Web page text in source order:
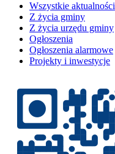
Wszystkie aktualności
Z życia gminy
Z życia urzędu gminy
Ogłoszenia
Ogłoszenia alarmowe
Projekty i inwestycje